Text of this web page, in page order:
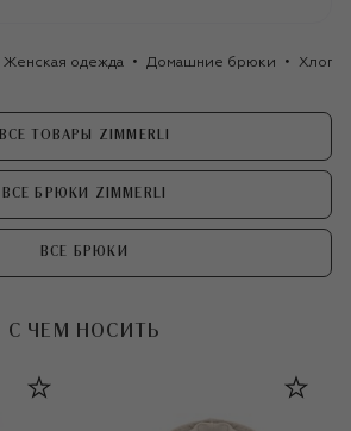
Женская одежда Домашние брюки
ВСЕ ТОВАРЫ ZIMMERLI
ВСЕ БРЮКИ ZIMMERLI
ВСЕ БРЮКИ
С ЧЕМ НОСИТЬ